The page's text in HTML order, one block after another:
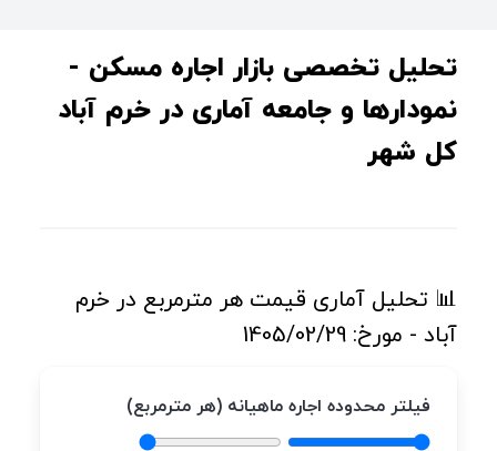
تحلیل تخصصی بازار اجاره مسکن -
نمودارها و جامعه آماری در خرم آباد
کل شهر
📊 تحلیل آماری قیمت هر مترمربع در خرم
آباد - مورخ: 1405/02/29
فیلتر محدوده اجاره ماهیانه (هر مترمربع)